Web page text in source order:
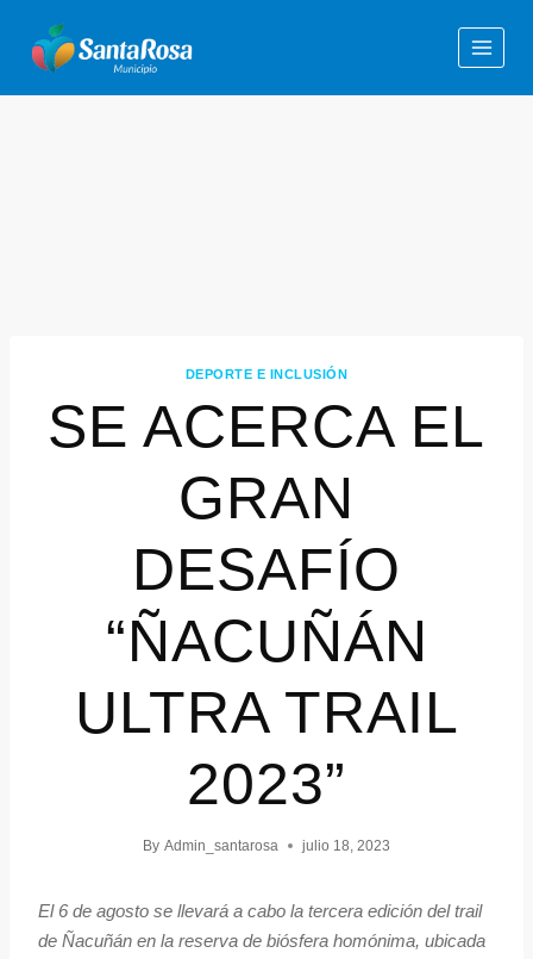
DEPORTE E INCLUSIÓN
SE ACERCA EL
GRAN
DESAFÍO
“ÑACUÑÁN
ULTRA TRAIL
2023”
By Admin_santarosa julio 18, 2023
El 6 de agosto se llevará a cabo la tercera edición del trail
de Ñacuñán en la reserva de biósfera homónima, ubicada